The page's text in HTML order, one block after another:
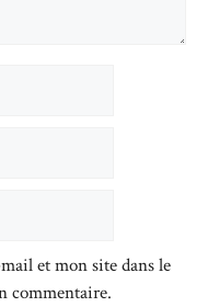
et mon site dans le
commentaire.